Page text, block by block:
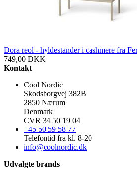
Dora reol - hyldestander i cashmere fra
749,00 DKK
Kontakt
Cool Nordic
Skodsborgvej 382B
2850 Nærum
Denmark
CVR 34 50 19 04
+45 50 59 58 77
Telefontid fra kl. 8-20
info@coolnordic.dk
Udvalgte brands